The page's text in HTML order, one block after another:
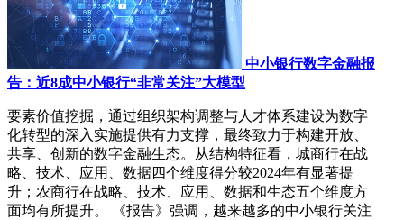
中小银行数字金融报
告：近8成中小银行“非常关注”大模型
要素价值挖掘，通过组织架构调整与人才体系建设为数字
化转型的深入实施提供有力支撑，最终致力于构建开放、
共享、创新的数字金融生态。从结构特征看，城商行在战
略、技术、应用、数据四个维度得分较2024年有显著提
升；农商行在战略、技术、应用、数据和生态五个维度方
面均有所提升。 《报告》强调，越来越多的中小银行关注